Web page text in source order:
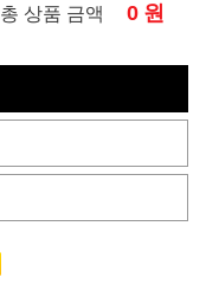
총 상품 금액 0 원